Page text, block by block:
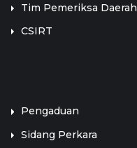
Tim Pemeriksa Daerah
CSIRT
Pengaduan
Sidang Perkara